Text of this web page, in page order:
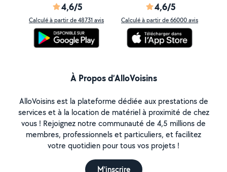
4,6/5
Calculé à partir de 48731 avis
4,6/5
Calculé à partir de 66000 avis
À Propos d’AlloVoisins
AlloVoisins est la plateforme dédiée aux prestations de
services et à la location de matériel à proximité de chez
vous ! Rejoignez notre communauté de 4,5 millions de
membres, professionnels et particuliers, et facilitez
votre quotidien pour tous vos projets !
M'inscrire